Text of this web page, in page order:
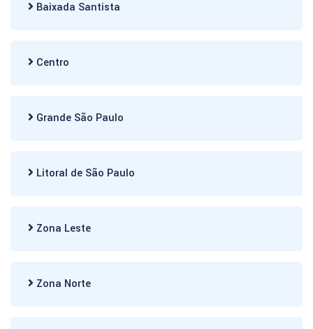
Baixada Santista
Centro
Grande São Paulo
Litoral de São Paulo
Zona Leste
Zona Norte